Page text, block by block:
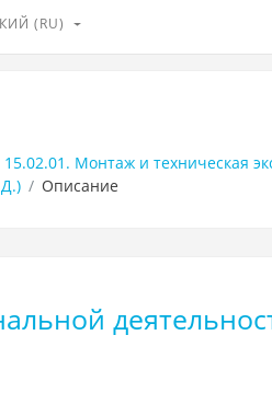
‎(RU)‎
15.02.01. Монтаж и техническая
Описание